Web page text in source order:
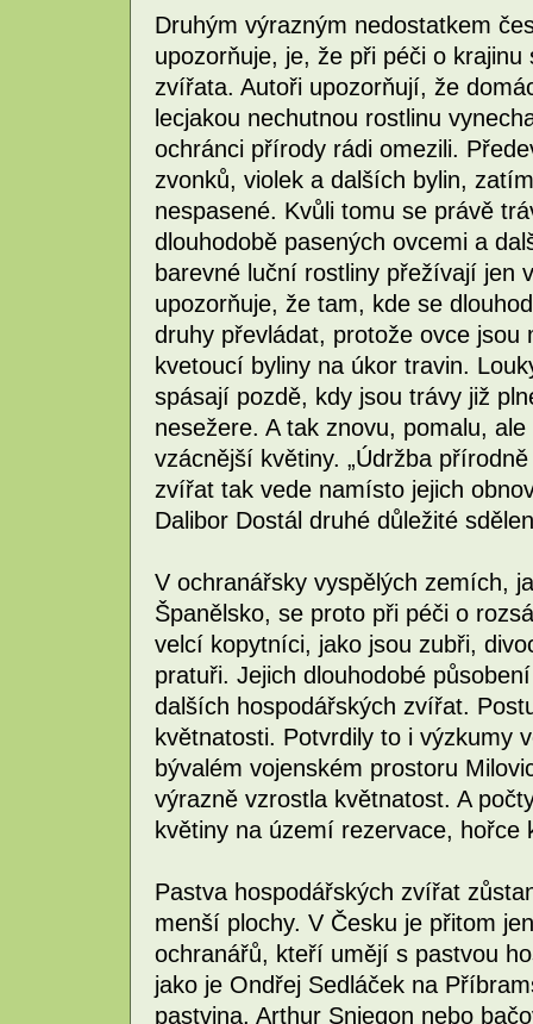
Druhým výrazným nedostatkem
upozorňuje, je, že při péči o
zvířata. Autoři upozorňují, že
lecjakou nechutnou rostlinu
ochránci přírody rádi omezili.
zvonků, violek a dalších bylin,
nespasené. Kvůli tomu se právě
dlouhodobě pasených ovcemi a
barevné luční rostliny přežívají jen
upozorňuje, že tam, kde se
druhy převládat, protože ovce
kvetoucí byliny na úkor travin.
spásají pozdě, kdy jsou trávy již
nesežere. A tak znovu, pomalu,
vzácnější květiny. „Údržba
zvířat tak vede namísto jejich
Dalibor Dostál druhé důležité
V ochranářsky vyspělých zemích,
Španělsko, se proto při péči o
velcí kopytníci, jako jsou zubři,
pratuři. Jejich dlouhodobé
dalších hospodářských zvířat.
květnatosti. Potvrdily to i výzkumy
bývalém vojenském prostoru
výrazně vzrostla květnatost. A
květiny na území rezervace,
Pastva hospodářských zvířat
menší plochy. V Česku je přitom
ochranářů, kteří umějí s pastvou
jako je Ondřej Sedláček na
pastvina, Arthur Sniegon nebo